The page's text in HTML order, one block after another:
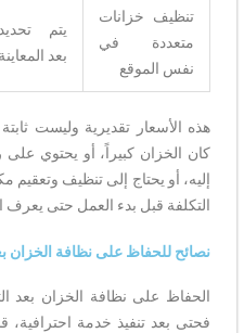
تنظيف خزانات
متعددة في
نفس الموقع
يتم
بعد المعاينة
هذه الأسعار تقديرية وليست
كان الخزان كبيراً، أو يحتوي
إليه، أو يحتاج إلى تنظيف
التكلفة قبل بدء العمل حتى
نصائح للحفاظ على نظافة الخزان
الحفاظ على نظافة الخزان بعد
فحتى بعد تنفيذ خدمة احترافية،